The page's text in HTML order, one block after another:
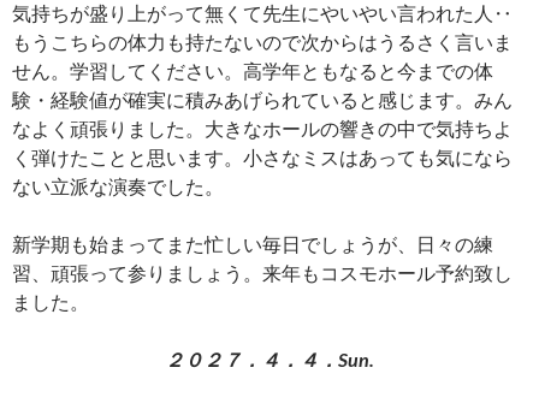
気持ちが盛り上がって無くて先生にやいやい言われた人‥
もうこちらの体力も持たないので次からはうるさく言いま
せん。学習してください。高学年ともなると今までの体
験・経験値が確実に積みあげられていると感じます。みん
なよく頑張りました。大きなホールの響きの中で気持ちよ
く弾けたことと思います。小さなミスはあっても気になら
ない立派な演奏でした。
新学期も始まってまた忙しい毎日でしょうが、日々の練
習、頑張って参りましょう。来年もコスモホール予約致し
ました。
２０２７．４．４．Sun.